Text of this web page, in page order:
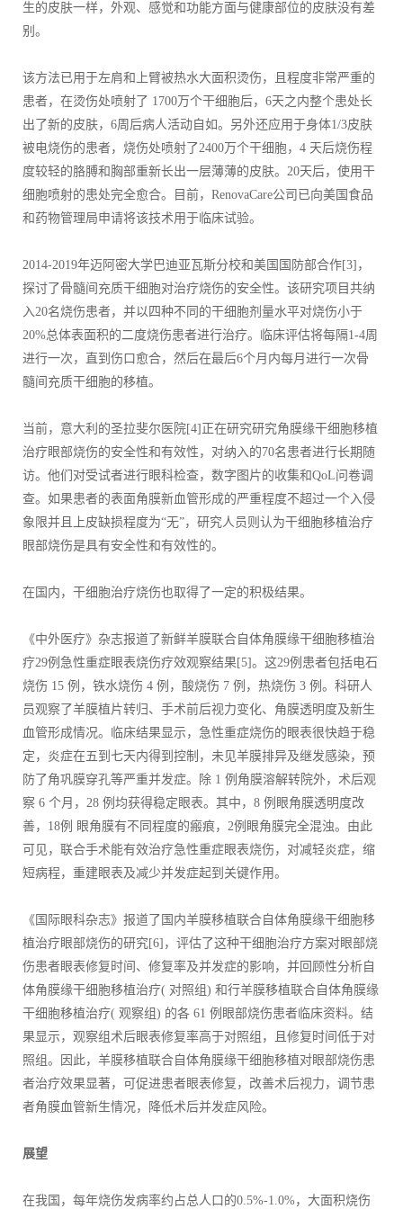
生的皮肤一样，外观、感觉和功能方面与健康部位的皮肤没有差
别。
该方法已用于左肩和上臂被热水大面积烫伤，且程度非常严重的
患者，在烫伤处喷射了 1700万个干细胞后，6天之内整个患处长
出了新的皮肤，6周后病人活动自如。另外还应用于身体1/3皮肤
被电烧伤的患者，烧伤处喷射了2400万个干细胞，4 天后烧伤程
度较轻的胳膊和胸部重新长出一层薄薄的皮肤。20天后，使用干
细胞喷射的患处完全愈合。目前，RenovaCare公司已向美国食品
和药物管理局申请将该技术用于临床试验。
2014-2019年迈阿密大学巴迪亚瓦斯分校和美国国防部合作[3]，
探讨了骨髓间充质干细胞对治疗烧伤的安全性。该研究项目共纳
入20名烧伤患者，并以四种不同的干细胞剂量水平对烧伤小于
20%总体表面积的二度烧伤患者进行治疗。临床评估将每隔1-4周
进行一次，直到伤口愈合，然后在最后6个月内每月进行一次骨
髓间充质干细胞的移植。
当前，意大利的圣拉斐尔医院[4]正在研究研究角膜缘干细胞移植
治疗眼部烧伤的安全性和有效性，对纳入的70名患者进行长期随
访。他们对受试者进行眼科检查，数字图片的收集和QoL问卷调
查。如果患者的表面角膜新血管形成的严重程度不超过一个入侵
象限并且上皮缺损程度为“无”，研究人员则认为干细胞移植治疗
眼部烧伤是具有安全性和有效性的。
在国内，干细胞治疗烧伤也取得了一定的积极结果。
《中外医疗》杂志报道了新鲜羊膜联合自体角膜缘干细胞移植治
疗29例急性重症眼表烧伤疗效观察结果[5]。这29例患者包括电石
烧伤 15 例，铁水烧伤 4 例，酸烧伤 7 例，热烧伤 3 例。科研人
员观察了羊膜植片转归、手术前后视力变化、角膜透明度及新生
血管形成情况。临床结果显示，急性重症烧伤的眼表很快趋于稳
定，炎症在五到七天内得到控制，未见羊膜排异及继发感染，预
防了角巩膜穿孔等严重并发症。除 1 例角膜溶解转院外，术后观
察 6 个月，28 例均获得稳定眼表。其中，8 例眼角膜透明度改
善，18例 眼角膜有不同程度的瘢痕，2例眼角膜完全混浊。由此
可见，联合手术能有效治疗急性重症眼表烧伤，对减轻炎症，缩
短病程，重建眼表及减少并发症起到关键作用。
《国际眼科杂志》报道了国内羊膜移植联合自体角膜缘干细胞移
植治疗眼部烧伤的研究[6]，评估了这种干细胞治疗方案对眼部烧
伤患者眼表修复时间、修复率及并发症的影响，并回顾性分析自
体角膜缘干细胞移植治疗( 对照组) 和行羊膜移植联合自体角膜缘
干细胞移植治疗( 观察组) 的各 61 例眼部烧伤患者临床资料。结
果显示，观察组术后眼表修复率高于对照组，且修复时间低于对
照组。因此，羊膜移植联合自体角膜缘干细胞移植对眼部烧伤患
者治疗效果显著，可促进患者眼表修复，改善术后视力，调节患
者角膜血管新生情况，降低术后并发症风险。
展望
在我国，每年烧伤发病率约占总人口的0.5%-1.0%，大面积烧伤